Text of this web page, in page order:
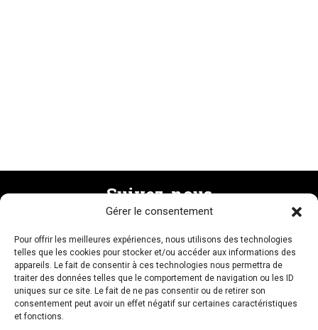
Gérer le consentement
Pour offrir les meilleures expériences, nous utilisons des technologies
telles que les cookies pour stocker et/ou accéder aux informations des
appareils. Le fait de consentir à ces technologies nous permettra de
traiter des données telles que le comportement de navigation ou les ID
uniques sur ce site. Le fait de ne pas consentir ou de retirer son
consentement peut avoir un effet négatif sur certaines caractéristiques
et fonctions.
Suivez-nous
Recevez la newsletter